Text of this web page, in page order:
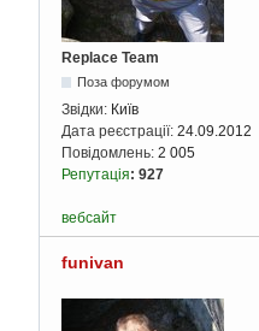
Replace Team
Поза форумом
Звідки: Київ
Дата реєстрації: 24.09.2012
Повідомлень: 2 005
Репутація: 927
вебсайт
funivan